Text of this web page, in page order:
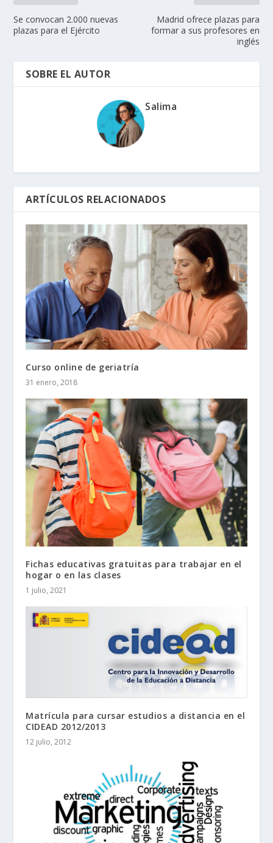
Se convocan 2.000 nuevas
plazas para el Ejército
Madrid ofrece plazas para
formar a sus profesores en
inglés
SOBRE EL AUTOR
Salima
ARTÍCULOS RELACIONADOS
Curso online de geriatría
31 enero, 2018
Fichas educativas gratuitas para trabajar en el
hogar o en las clases
1 julio, 2021
Matrícula para cursar estudios a distancia en el
CIDEAD 2012/2013
12 julio, 2012